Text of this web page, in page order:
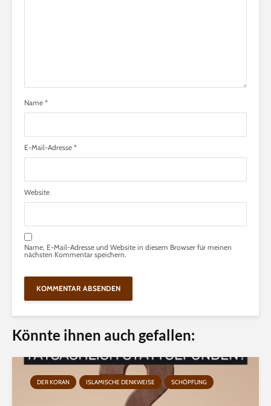
Name *
E-Mail-Adresse *
Website
Name, E-Mail-Adresse und Website in diesem Browser für meinen
nächsten Kommentar speichern.
Könnte ihnen auch gefallen:
DER KORAN ISLAMISCHE DENKWEISE SCHÖPFUNG